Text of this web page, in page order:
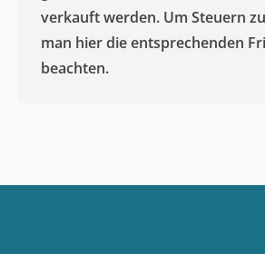
verkauft werden. Um Steuern
man hier die entsprechenden
beachten.